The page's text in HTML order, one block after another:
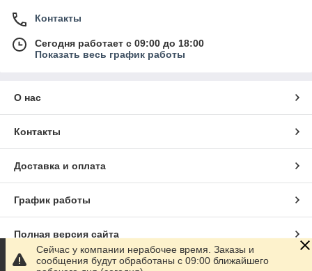
Контакты
Сегодня работает с 09:00 до 18:00
Показать весь график работы
О нас
Контакты
Доставка и оплата
График работы
Полная версия сайта
Сайт создан на маркетплейсе
Сейчас у компании нерабочее время. Заказы и
сообщения будут обработаны с 09:00 ближайшего